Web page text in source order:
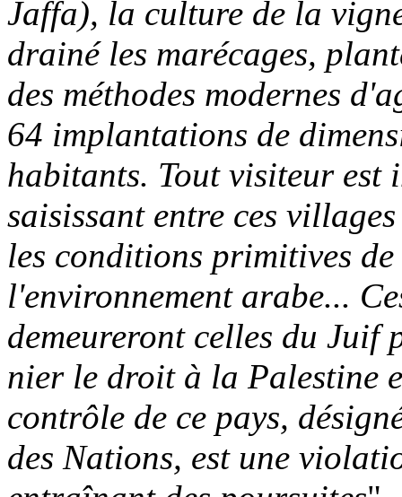
Jaffa), la culture de la
drainé les marécages,
des méthodes modernes
64 implantations de
habitants. Tout visiteur est
saisissant entre ces
les conditions primitives
l'environnement arabe...
demeureront celles du Juif
nier le droit à la Palestine
contrôle de ce pays,
des Nations, est une